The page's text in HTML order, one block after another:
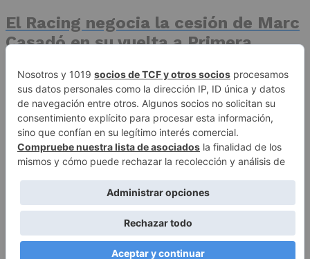
El Racing negocia la cesión de Marc
Casadó en su vuelta a Primera
Advertisement
Publicidad
Aviso legal
Política de privacidad
Autores
Contacto
Política editorial
Quiénes somos
ACCESO REDACCIÓN
Automatizaciones, SL